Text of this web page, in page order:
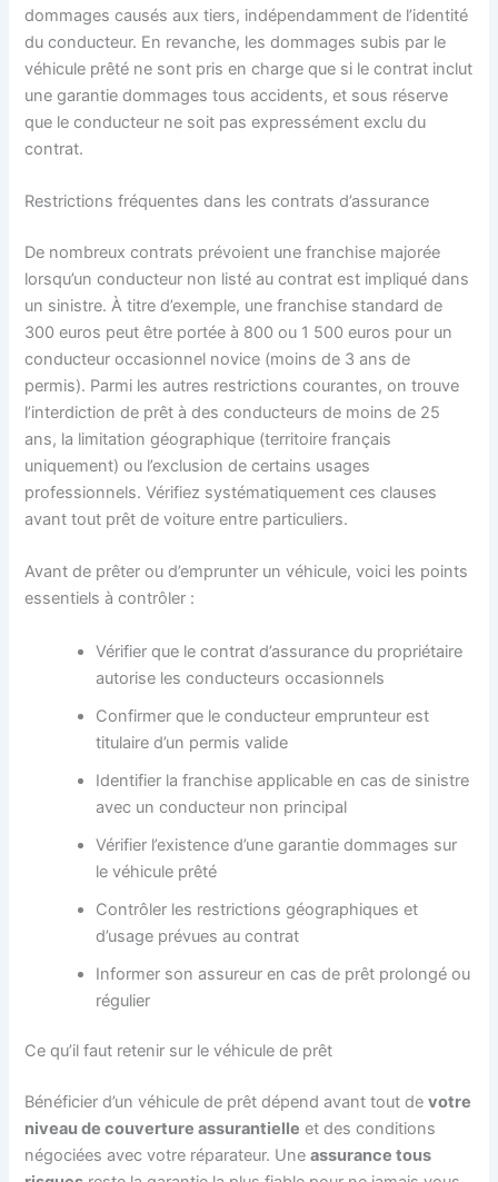
dommages causés aux tiers, indépendamment de l’identité
du conducteur. En revanche, les dommages subis par le
véhicule prêté ne sont pris en charge que si le contrat inclut
une garantie dommages tous accidents, et sous réserve
que le conducteur ne soit pas expressément exclu du
contrat.
Restrictions fréquentes dans les contrats d’assurance
De nombreux contrats prévoient une franchise majorée
lorsqu’un conducteur non listé au contrat est impliqué dans
un sinistre. À titre d’exemple, une franchise standard de
300 euros peut être portée à 800 ou 1 500 euros pour un
conducteur occasionnel novice (moins de 3 ans de
permis). Parmi les autres restrictions courantes, on trouve
l’interdiction de prêt à des conducteurs de moins de 25
ans, la limitation géographique (territoire français
uniquement) ou l’exclusion de certains usages
professionnels. Vérifiez systématiquement ces clauses
avant tout prêt de voiture entre particuliers.
Avant de prêter ou d’emprunter un véhicule, voici les points
essentiels à contrôler :
Vérifier que le contrat d’assurance du propriétaire
autorise les conducteurs occasionnels
Confirmer que le conducteur emprunteur est
titulaire d’un permis valide
Identifier la franchise applicable en cas de sinistre
avec un conducteur non principal
Vérifier l’existence d’une garantie dommages sur
le véhicule prêté
Contrôler les restrictions géographiques et
d’usage prévues au contrat
Informer son assureur en cas de prêt prolongé ou
régulier
Ce qu’il faut retenir sur le véhicule de prêt
Bénéficier d’un véhicule de prêt dépend avant tout devotre
niveau de couverture assurantielle et des conditions
négociées avec votre réparateur. Uneassurance tous